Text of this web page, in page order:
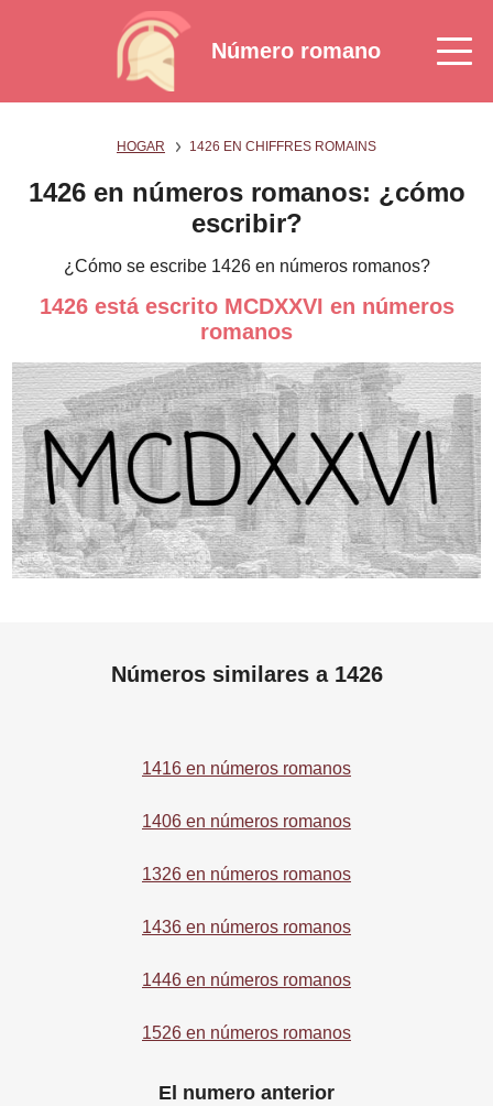
Número romano
HOGAR 1426 EN CHIFFRES ROMAINS
1426 en números romanos: ¿cómo
escribir?
¿Cómo se escribe 1426 en números romanos?
1426 está escrito MCDXXVI en números
romanos
Números similares a 1426
1416 en números romanos
1406 en números romanos
1326 en números romanos
1436 en números romanos
1446 en números romanos
1526 en números romanos
El numero anterior